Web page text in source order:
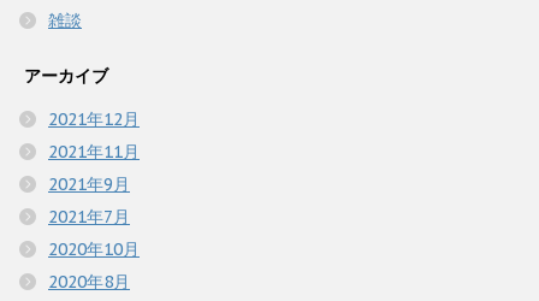
雑談
アーカイブ
2021年12月
2021年11月
2021年9月
2021年7月
2020年10月
2020年8月